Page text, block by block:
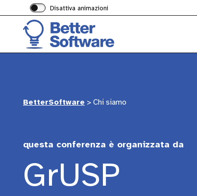
Disattiva animazioni
BetterSoftware >Chi siamo
questa conferenza è organizzata da
GrUSP